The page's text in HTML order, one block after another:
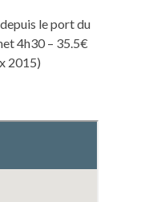
le port du
4h30 – 35.5€
2015)